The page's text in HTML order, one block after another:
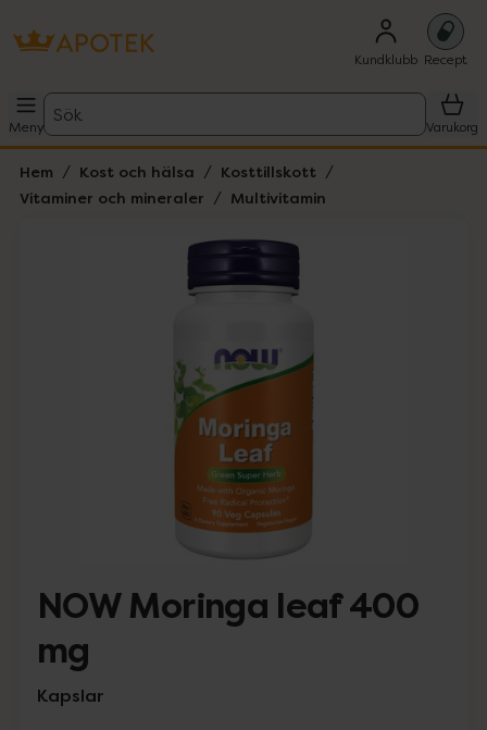
Kundklubb Recept
Meny
Sök
Varukorg
Hem Kost och hälsa
Kosttillskott
Vitaminer och mineraler
Multivitamin
Lista: . Innehåller 1 objekt.
NOW Moringa leaf 400
mg
Kapslar